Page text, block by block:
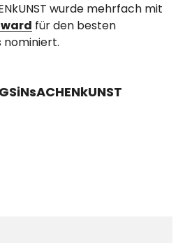
wurde mehrfach mit
für den besten
nominiert.